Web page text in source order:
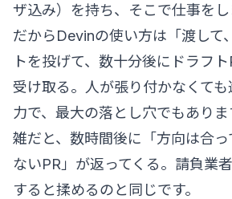
ザ込み）を持ち、そこで仕事をし
だからDevinの使い方は「渡して
トを投げて、数十分後にドラフ
受け取る。人が張り付かなくて
力で、最大の落とし穴でもあり
雑だと、数時間後に「方向は合
ないPR」が返ってくる。請負業
すると揉めるのと同じです。